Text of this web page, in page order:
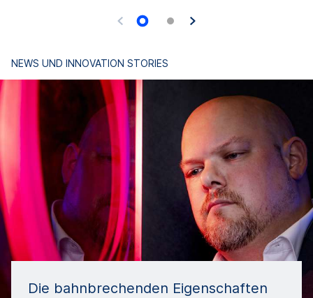
NEWS UND INNOVATION STORIES
Die bahnbrechenden Eigenschaften